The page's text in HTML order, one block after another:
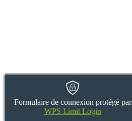
Formulaire de connexion protégé par
WPS Limit Login